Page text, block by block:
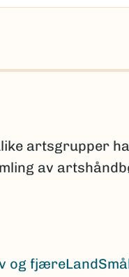
artsgrupper
av
og fjæreLand